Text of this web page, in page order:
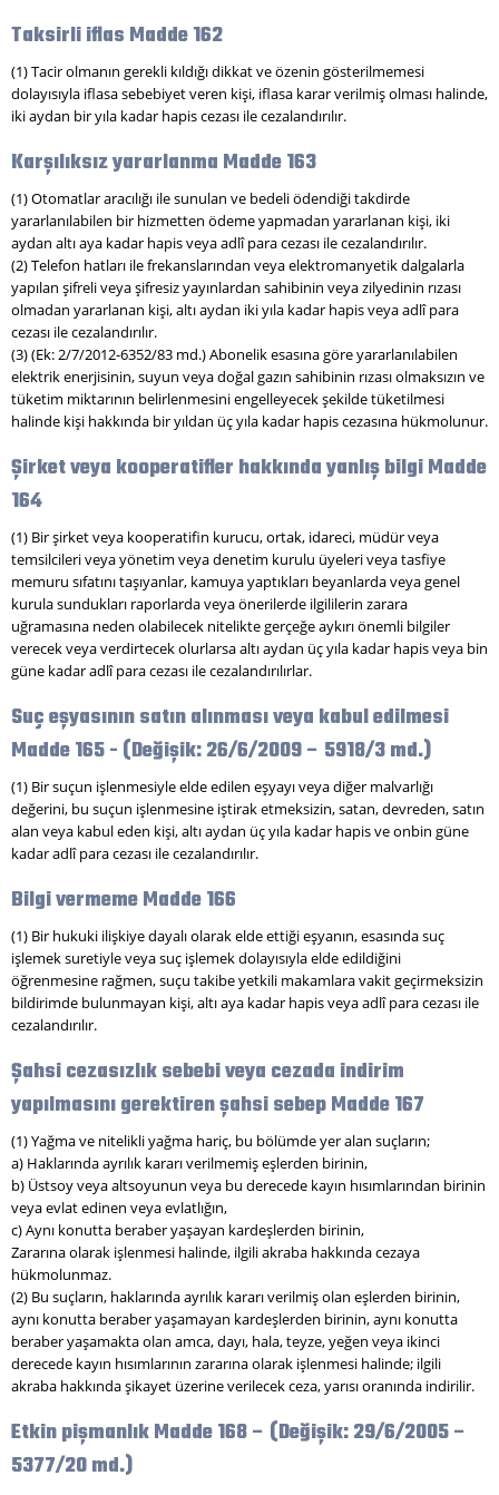
Taksirli iflas Madde 162
(1) Tacir olmanın gerekli kıldığı dikkat ve özenin gösterilmemesi
dolayısıyla iflasa sebebiyet veren kişi, iflasa karar verilmiş olması halinde,
iki aydan bir yıla kadar hapis cezası ile cezalandırılır.
Karşılıksız yararlanma Madde 163
(1) Otomatlar aracılığı ile sunulan ve bedeli ödendiği takdirde
yararlanılabilen bir hizmetten ödeme yapmadan yararlanan kişi, iki
aydan altı aya kadar hapis veya adlî para cezası ile cezalandırılır.
(2) Telefon hatları ile frekanslarından veya elektromanyetik dalgalarla
yapılan şifreli veya şifresiz yayınlardan sahibinin veya zilyedinin rızası
olmadan yararlanan kişi, altı aydan iki yıla kadar hapis veya adlî para
cezası ile cezalandırılır.
(3) (Ek: 2/7/2012-6352/83 md.) Abonelik esasına göre yararlanılabilen
elektrik enerjisinin, suyun veya doğal gazın sahibinin rızası olmaksızın ve
tüketim miktarının belirlenmesini engelleyecek şekilde tüketilmesi
halinde kişi hakkında bir yıldan üç yıla kadar hapis cezasına hükmolunur.
Şirket veya kooperatifler hakkında yanlış bilgi Madde
164
(1) Bir şirket veya kooperatifin kurucu, ortak, idareci, müdür veya
temsilcileri veya yönetim veya denetim kurulu üyeleri veya tasfiye
memuru sıfatını taşıyanlar, kamuya yaptıkları beyanlarda veya genel
kurula sundukları raporlarda veya önerilerde ilgililerin zarara
uğramasına neden olabilecek nitelikte gerçeğe aykırı önemli bilgiler
verecek veya verdirtecek olurlarsa altı aydan üç yıla kadar hapis veya bin
güne kadar adlî para cezası ile cezalandırılırlar.
Suç eşyasının satın alınması veya kabul edilmesi
Madde 165 - (Değişik: 26/6/2009 – 5918/3 md.)
(1) Bir suçun işlenmesiyle elde edilen eşyayı veya diğer malvarlığı
değerini, bu suçun işlenmesine iştirak etmeksizin, satan, devreden, satın
alan veya kabul eden kişi, altı aydan üç yıla kadar hapis ve onbin güne
kadar adlî para cezası ile cezalandırılır.
Bilgi vermeme Madde 166
(1) Bir hukuki ilişkiye dayalı olarak elde ettiği eşyanın, esasında suç
işlemek suretiyle veya suç işlemek dolayısıyla elde edildiğini
öğrenmesine rağmen, suçu takibe yetkili makamlara vakit geçirmeksizin
bildirimde bulunmayan kişi, altı aya kadar hapis veya adlî para cezası ile
cezalandırılır.
Şahsi cezasızlık sebebi veya cezada indirim
yapılmasını gerektiren şahsi sebep Madde 167
(1) Yağma ve nitelikli yağma hariç, bu bölümde yer alan suçların;
a) Haklarında ayrılık kararı verilmemiş eşlerden birinin,
b) Üstsoy veya altsoyunun veya bu derecede kayın hısımlarından birinin
veya evlat edinen veya evlatlığın,
c) Aynı konutta beraber yaşayan kardeşlerden birinin,
Zararına olarak işlenmesi halinde, ilgili akraba hakkında cezaya
hükmolunmaz.
(2) Bu suçların, haklarında ayrılık kararı verilmiş olan eşlerden birinin,
aynı konutta beraber yaşamayan kardeşlerden birinin, aynı konutta
beraber yaşamakta olan amca, dayı, hala, teyze, yeğen veya ikinci
derecede kayın hısımlarının zararına olarak işlenmesi halinde; ilgili
akraba hakkında şikayet üzerine verilecek ceza, yarısı oranında indirilir.
Etkin pişmanlık Madde 168 – (Değişik: 29/6/2005 –
5377/20 md.)